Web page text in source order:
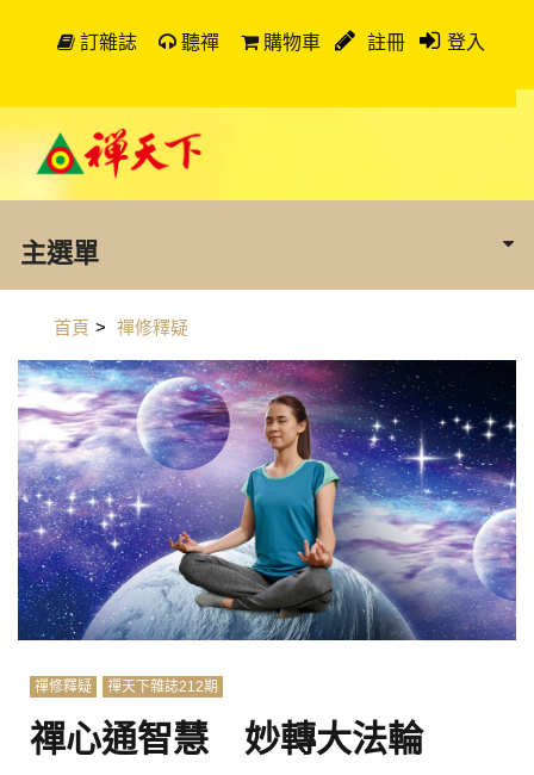
訂雜誌 聽禪 購物車 註冊 登入
主選單
首頁 > 禪修釋疑
禪修釋疑 禪天下雜誌212期
禪心通智慧 妙轉大法輪